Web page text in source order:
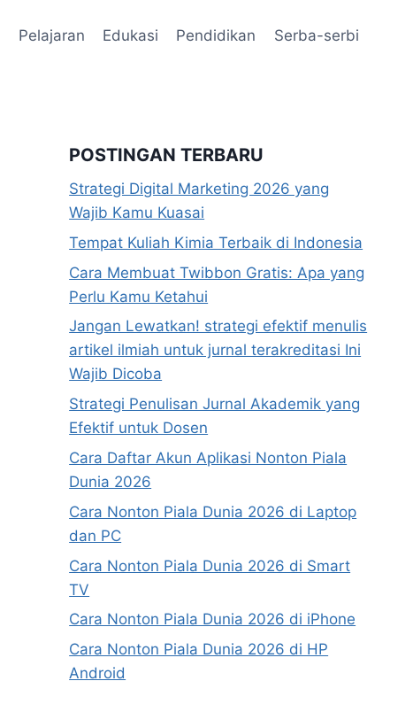
Pelajaran Edukasi Pendidikan Serba-serbi
POSTINGAN TERBARU
Strategi Digital Marketing 2026 yang
Wajib Kamu Kuasai
Tempat Kuliah Kimia Terbaik di Indonesia
Cara Membuat Twibbon Gratis: Apa yang
Perlu Kamu Ketahui
Jangan Lewatkan! strategi efektif menulis
artikel ilmiah untuk jurnal terakreditasi Ini
Wajib Dicoba
Strategi Penulisan Jurnal Akademik yang
Efektif untuk Dosen
Cara Daftar Akun Aplikasi Nonton Piala
Dunia 2026
Cara Nonton Piala Dunia 2026 di Laptop
dan PC
Cara Nonton Piala Dunia 2026 di Smart
TV
Cara Nonton Piala Dunia 2026 di iPhone
Cara Nonton Piala Dunia 2026 di HP
Android